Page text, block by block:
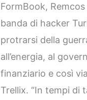
FormBook,
banda di hacker
protrarsi della
all’energia, al
finanziario e così
Trellix. “In tempi di